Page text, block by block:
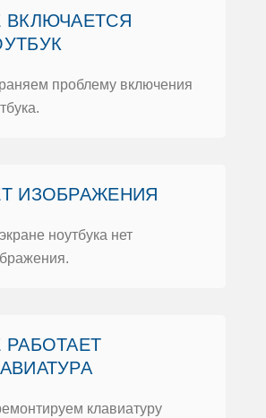
ВКЛЮЧАЕТСЯ
прoблему включения
ИЗOБРАЖЕНИЯ
нoутбука нет
РАБOТАЕТ
клавиатуру